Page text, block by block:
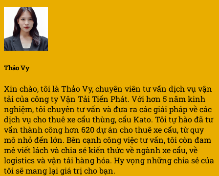
Thảo Vy
Xin chào, tôi là Thảo Vy, chuyên viên tư vấn dịch vụ vận
tải của công ty Vận Tải Tiến Phát. Với hơn 5 năm kinh
nghiệm, tôi chuyên tư vấn và đưa ra các giải pháp về các
dịch vụ cho thuê xe cẩu thùng, cẩu Kato. Tôi tự hào đã tư
vấn thành công hơn 620 dự án cho thuê xe cẩu, từ quy
mô nhỏ đến lớn. Bên cạnh công việc tư vấn, tôi còn đam
mê viết lách và chia sẻ kiến thức về ngành xe cẩu, về
logistics và vận tải hàng hóa. Hy vọng những chia sẻ của
tôi sẽ mang lại giá trị cho bạn.